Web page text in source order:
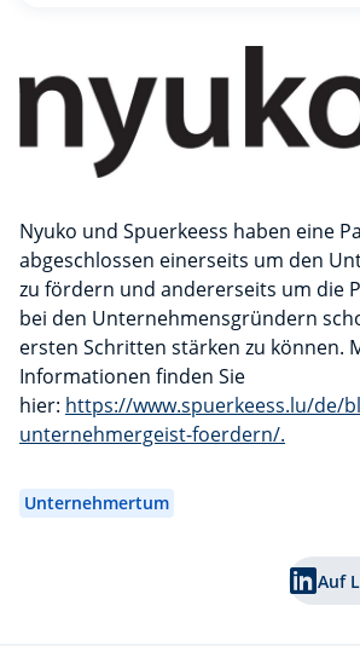
Nyuko und Spuerkeess haben eine
abgeschlossen einerseits um den
zu fördern und andererseits um die
bei den Unternehmensgründern
ersten Schritten stärken zu können.
Informationen finden Sie
hier: https://www.spuerkeess.lu/de/
unternehmergeist-foerdern/.
Unternehmertum
Auf